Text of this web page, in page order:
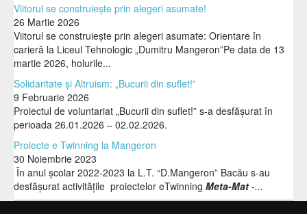
Viitorul se construiește prin alegeri asumate!
26 Martie 2026
Viitorul se construiește prin alegeri asumate: Orientare în
carieră la Liceul Tehnologic „Dumitru Mangeron”Pe data de 13
martie 2026, holurile...
Solidaritate și Altruism: „Bucurii din suflet!”
9 Februarie 2026
Proiectul de voluntariat „Bucurii din suflet!” s-a desfășurat în
perioada 26.01.2026 – 02.02.2026.
Proiecte e Twinning la Mangeron
30 Noiembrie 2023
În anul școlar 2022-2023 la L.T. “D.Mangeron” Bacău s-au
desfășurat activitățile proiectelor eTwinning Meta-Mat -...